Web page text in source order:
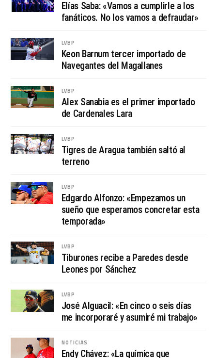
Elías Saba: «Vamos a cumplirle a los
fanáticos. No los vamos a defraudar»
LVBP
Keon Barnum tercer importado de
Navegantes del Magallanes
LVBP
Alex Sanabia es el primer importado
de Cardenales Lara
LVBP
Tigres de Aragua también saltó al
terreno
LVBP
Edgardo Alfonzo: «Empezamos un
sueño que esperamos concretar esta
temporada»
LVBP
Tiburones recibe a Paredes desde
Leones por Sánchez
LVBP
José Alguacil: «En cinco o seis días
me incorporaré y asumiré mi trabajo»
NOTICIAS
Endy Chávez: «La química que